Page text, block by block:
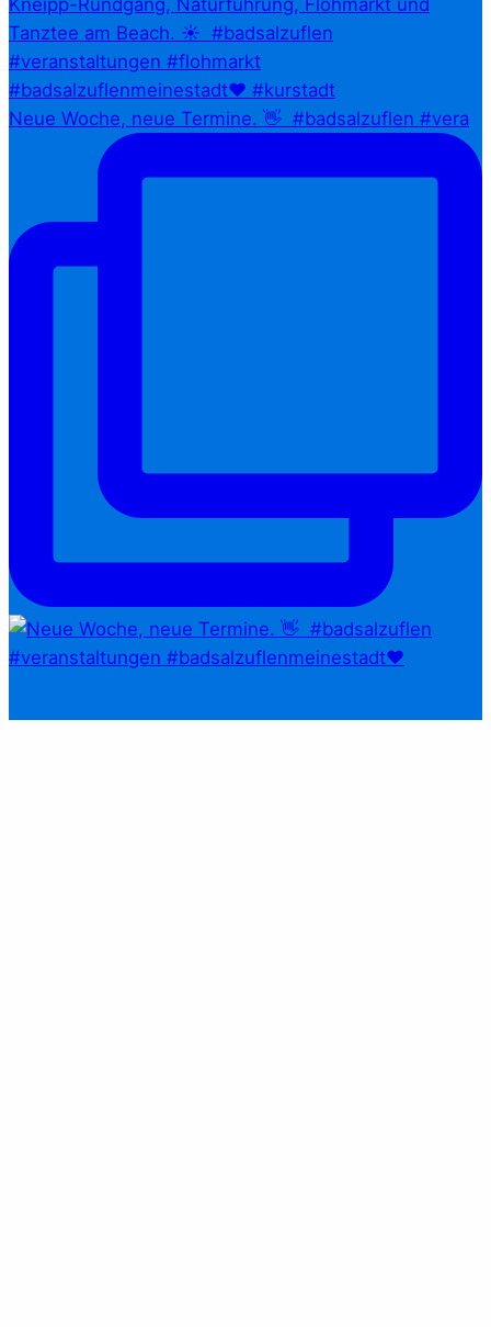
Neue Woche, neue Termine. 👋⁠ ⁠ #badsalzuflen #vera